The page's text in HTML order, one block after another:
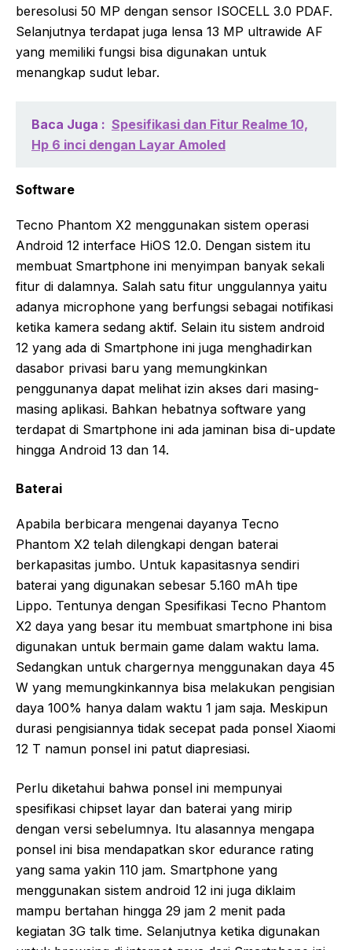
beresolusi 50 MP dengan sensor ISOCELL 3.0 PDAF.
Selanjutnya terdapat juga lensa 13 MP ultrawide AF
yang memiliki fungsi bisa digunakan untuk
menangkap sudut lebar.
Baca Juga : Spesifikasi dan Fitur Realme 10,
Hp 6 inci dengan Layar Amoled
Software
Tecno Phantom X2 menggunakan sistem operasi
Android 12 interface HiOS 12.0. Dengan sistem itu
membuat Smartphone ini menyimpan banyak sekali
fitur di dalamnya. Salah satu fitur unggulannya yaitu
adanya microphone yang berfungsi sebagai notifikasi
ketika kamera sedang aktif. Selain itu sistem android
12 yang ada di Smartphone ini juga menghadirkan
dasabor privasi baru yang memungkinkan
penggunanya dapat melihat izin akses dari masing-
masing aplikasi. Bahkan hebatnya software yang
terdapat di Smartphone ini ada jaminan bisa di-update
hingga Android 13 dan 14.
Baterai
Apabila berbicara mengenai dayanya Tecno
Phantom X2 telah dilengkapi dengan baterai
berkapasitas jumbo. Untuk kapasitasnya sendiri
baterai yang digunakan sebesar 5.160 mAh tipe
Lippo. Tentunya dengan Spesifikasi Tecno Phantom
X2 daya yang besar itu membuat smartphone ini bisa
digunakan untuk bermain game dalam waktu lama.
Sedangkan untuk chargernya menggunakan daya 45
W yang memungkinkannya bisa melakukan pengisian
daya 100% hanya dalam waktu 1 jam saja. Meskipun
durasi pengisiannya tidak secepat pada ponsel Xiaomi
12 T namun ponsel ini patut diapresiasi.
Perlu diketahui bahwa ponsel ini mempunyai
spesifikasi chipset layar dan baterai yang mirip
dengan versi sebelumnya. Itu alasannya mengapa
ponsel ini bisa mendapatkan skor edurance rating
yang sama yakin 110 jam. Smartphone yang
menggunakan sistem android 12 ini juga diklaim
mampu bertahan hingga 29 jam 2 menit pada
kegiatan 3G talk time. Selanjutnya ketika digunakan